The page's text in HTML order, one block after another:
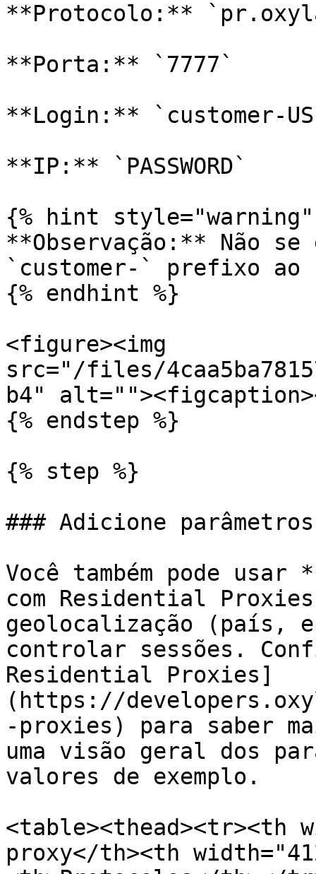
**Protocolo:**
**Porta:** `7777`
**Login:** `customer-
**IP:** `PASSWORD`
{% hint style="warning"
**Observação:** Não
`customer-` prefixo ao
{% endhint %}
<figure><img
src="/files/
b4"
{% endstep %}
{% step %}
### Adicione
Você também pode
com Residential
geolocalização (país,
controlar sessões.
Residential Proxies]
(https://
-proxies) para saber
uma visão geral dos
valores de exemplo.
<table><thead><tr><th
proxy</th><th